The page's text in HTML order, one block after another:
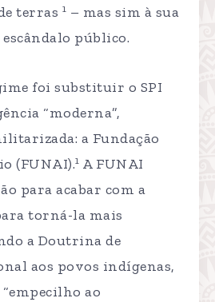
terras 1 – mas sim à sua
público.
foi substituir o SPI
“moderna”,
a Fundação
(FUNAI).1 A FUNAI
para acabar com a
torná-la mais
a Doutrina de
aos povos indígenas,
ao